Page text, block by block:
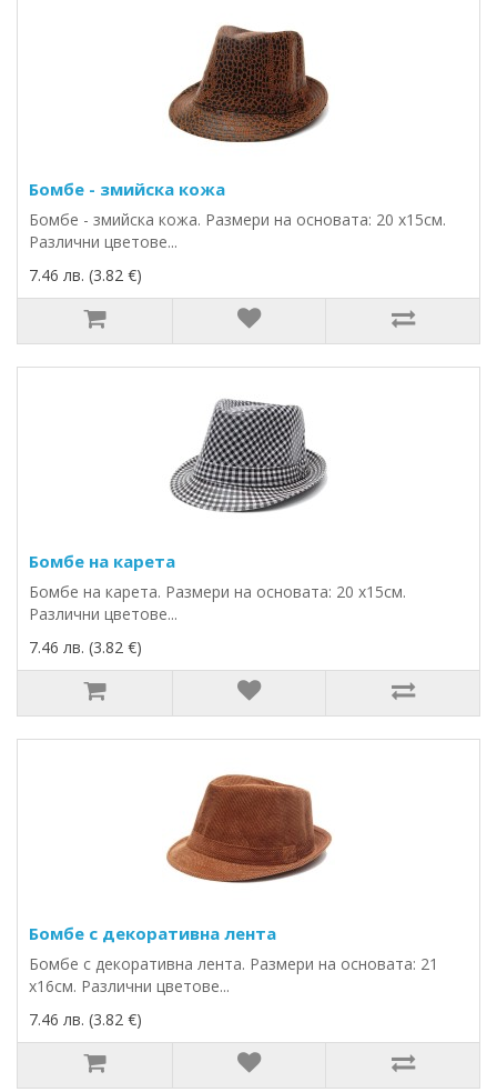
Бомбе - змийска кожа
Бомбе - змийска кожа. Размери на основата: 20 х15см.
Различни цветове...
7.46 лв. (3.82 €)
Бомбе на карета
Бомбе на карета. Размери на основата: 20 х15см.
Различни цветове...
7.46 лв. (3.82 €)
Бомбе с декоративна лента
Бомбе с декоративна лента. Размери на основата: 21
х16см. Различни цветове...
7.46 лв. (3.82 €)